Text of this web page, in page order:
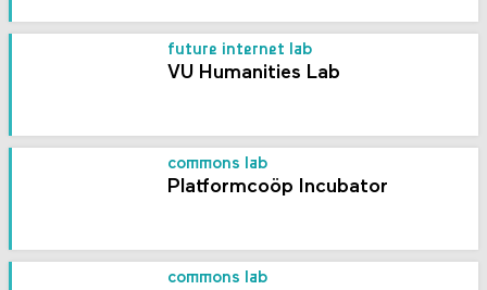
future internet lab
VU Humanities Lab
commons lab
Platformcoöp Incubator
commons lab